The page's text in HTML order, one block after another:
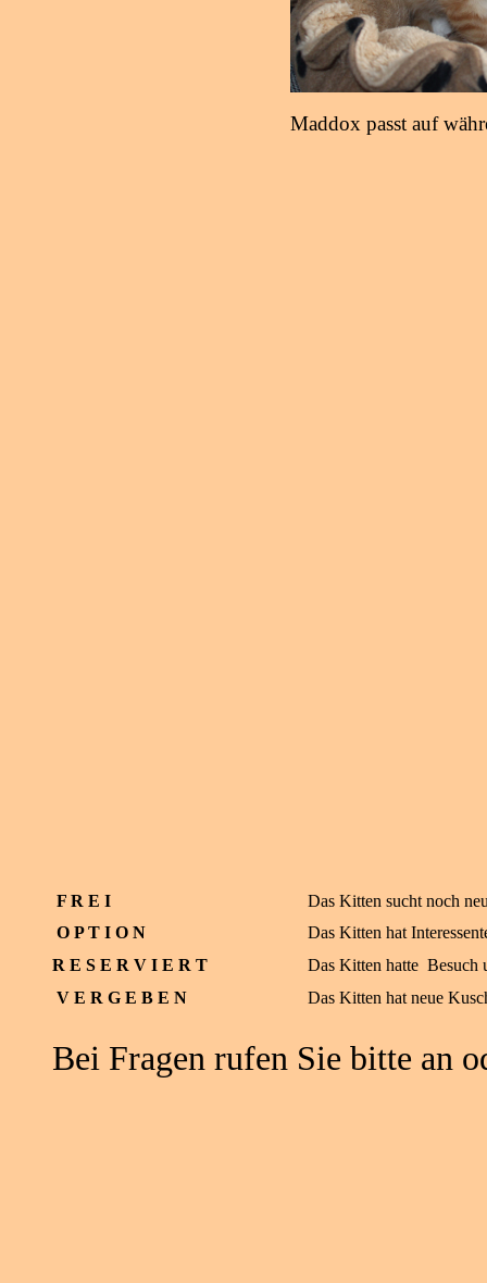
Maddox passt auf
F R E I
Das Kitten sucht noch
O P T I O N
Das Kitten hat
R E S E R V I E R T
Das Kitten hatte Besuch
V E R G E B E N
Das Kitten hat neue
Bei Fragen rufen Sie bitte an